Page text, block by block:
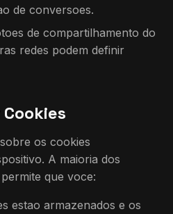
de conversoes.
de compartilhamento do
redes podem definir
os cookies
A maioria dos
que voce:
estao armazenados e os